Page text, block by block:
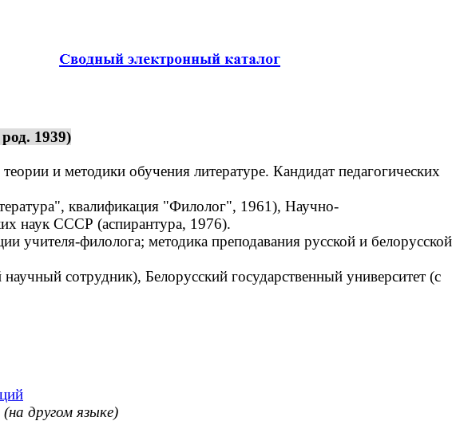
1939)
и методики обучения литературе. Кандидат педагогических
квалификация "Филолог", 1961), Научно-
наук СССР (аспирантура, 1976).
учителя-филолога; методика преподавания русской и белорусской
сотрудник), Белорусский государственный университет (с
(на другом языке)